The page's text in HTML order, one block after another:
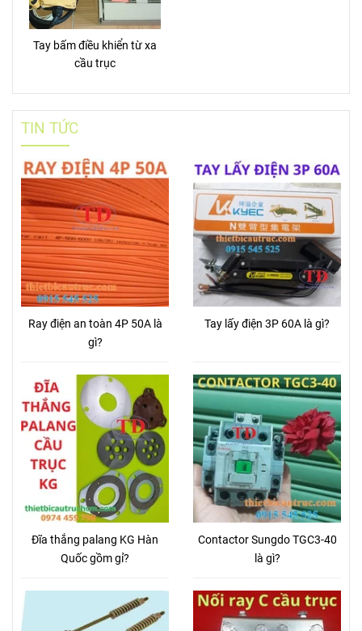
Tay bấm điều khiển từ xa
cầu trục
TIN TỨC
Ray điện an toàn 4P 50A là
gì?
Tay lấy điện 3P 60A là gì?
Đĩa thắng palang KG Hàn
Quốc gồm gỉ?
Contactor Sungdo TGC3-40
là gì?